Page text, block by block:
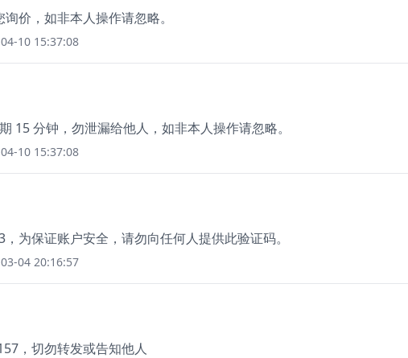
价，如非本人操作请忽略。
10 15:37:08
15 分钟，勿泄漏给他人，如非本人操作请忽略。
10 15:37:08
为保证账户安全，请勿向任何人提供此验证码。
04 20:16:57
，切勿转发或告知他人